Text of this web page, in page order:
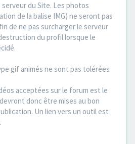
du Site. Les photos
de la balise IMG) ne seront pas
de ne pas surcharger le serveur
du profil lorsque le
gif animés ne sont pas tolérées
acceptées sur le forum est le
donc être mises au bon
Un lien vers un outil est